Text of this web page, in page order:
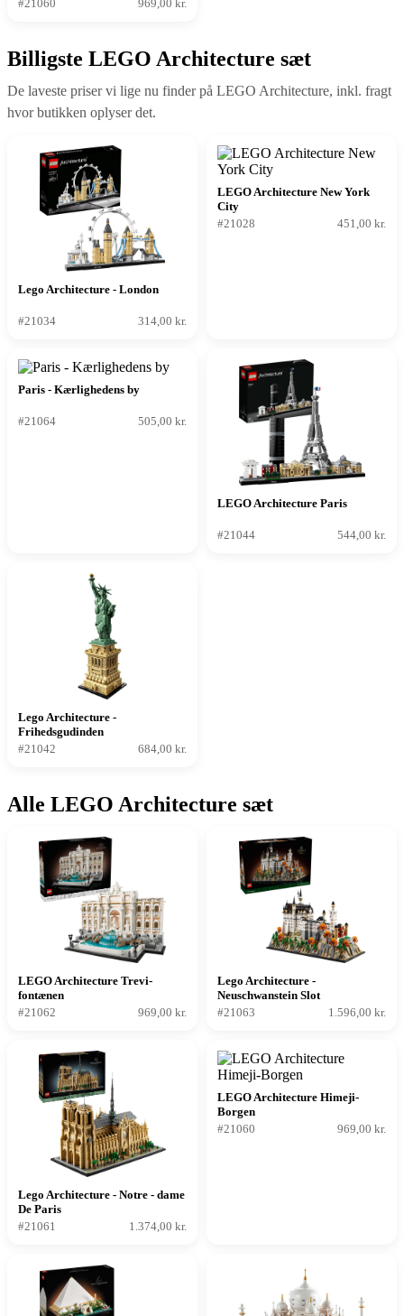
#21060 969,00 kr.
Billigste LEGO Architecture sæt
De laveste priser vi lige nu finder på LEGO Architecture, inkl. fragt
hvor butikken oplyser det.
Lego Architecture - London
#21034 314,00 kr.
LEGO Architecture New York
City
#21028
451,00 kr.
Paris - Kærlighedens by
#21064 505,00 kr.
LEGO Architecture Paris
#21044 544,00 kr.
Lego Architecture -
Frihedsgudinden
#21042
684,00 kr.
Alle LEGO Architecture sæt
LEGO Architecture Trevi-
fontænen
#21062
969,00 kr.
Lego Architecture -
Neuschwanstein Slot
#21063
1.596,00 kr.
Lego Architecture - Notre - dame
De Paris
#21061
1.374,00 kr.
LEGO Architecture Himeji-
Borgen
#21060
969,00 kr.